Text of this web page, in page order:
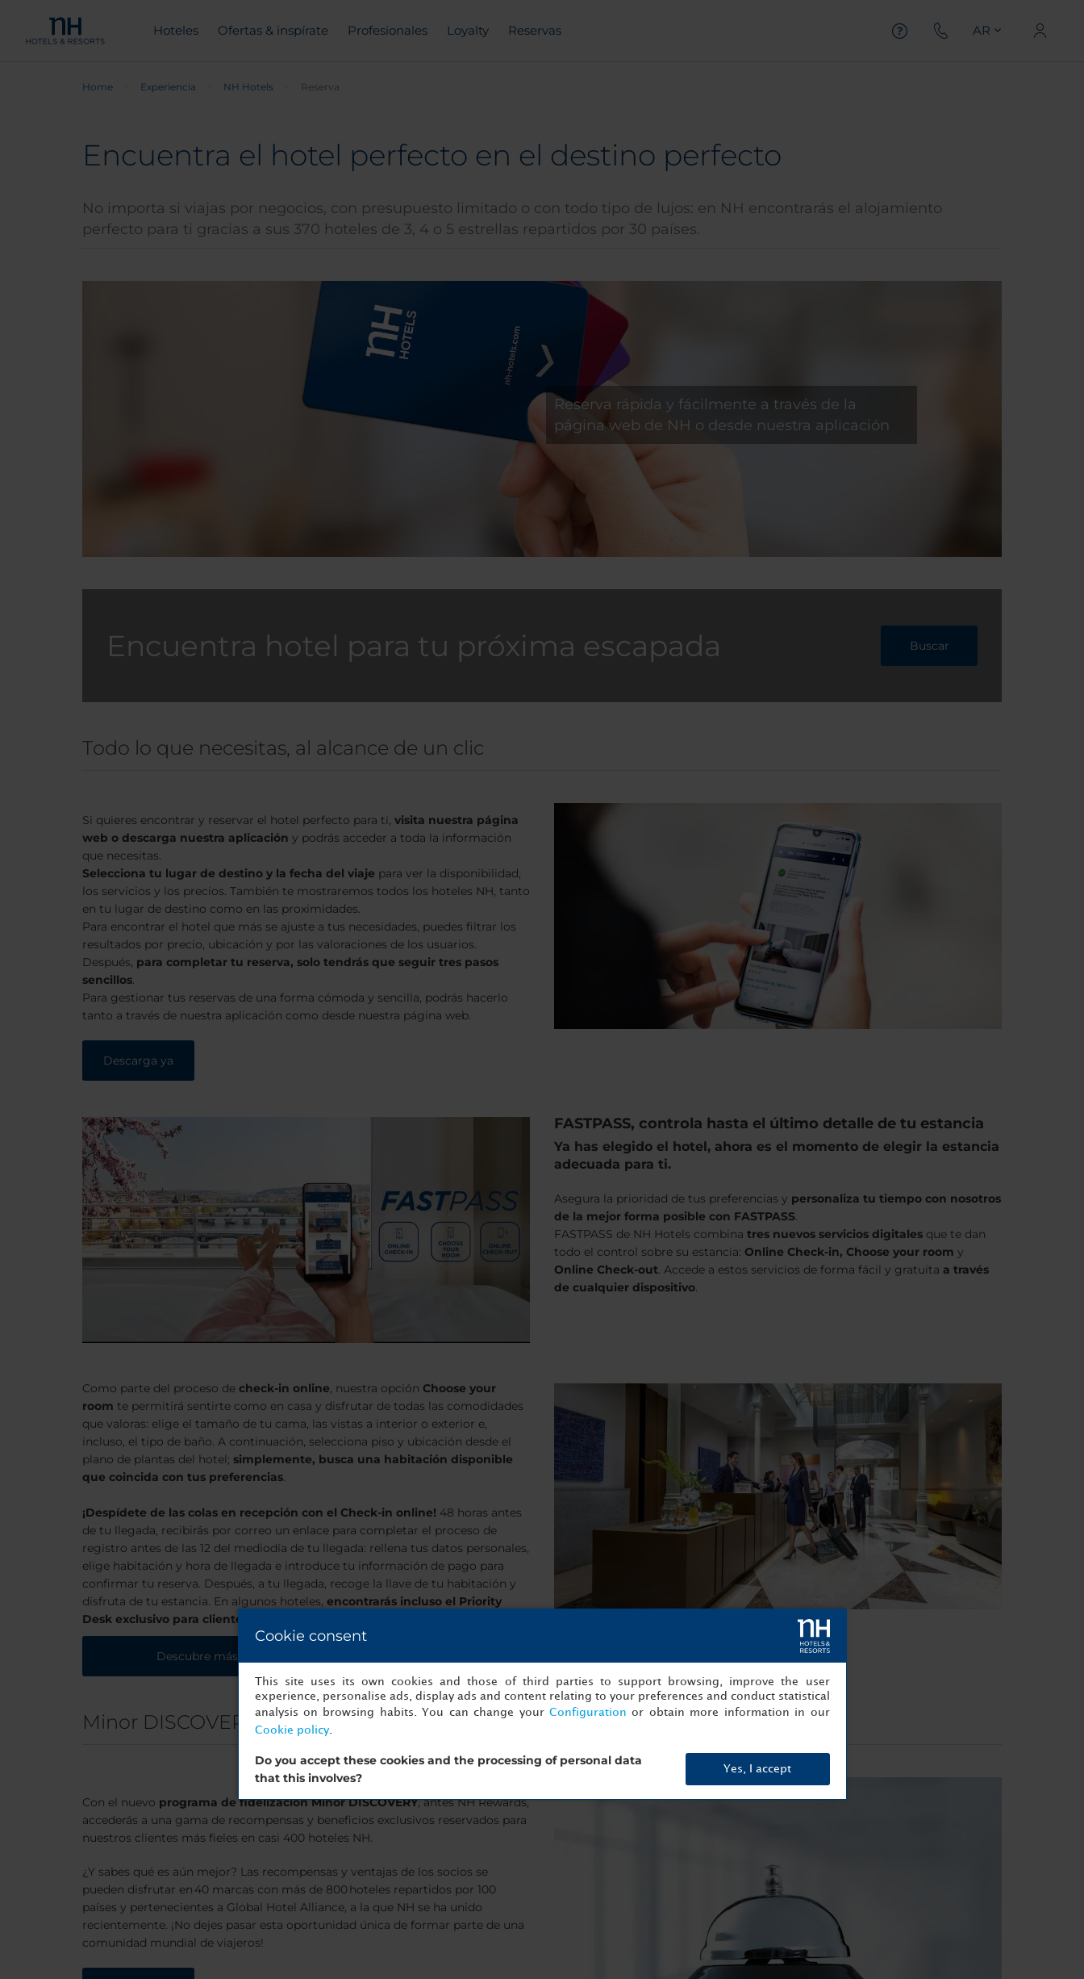
Hoteles Ofertas & inspírate Profesionales Loyalty Reservas AR
Home Experiencia NH Hotels Reserva
Encuentra el hotel perfecto en el destino perfecto
No importa si viajas por negocios, con presupuesto limitado o con todo tipo de lujos: en NH encontrarás el alojamiento
perfecto para ti gracias a sus 370 hoteles de 3, 4 o 5 estrellas repartidos por 30 países.
Reserva rápida y fácilmente a través de la
página web de NH o desde nuestra aplicación
Encuentra hotel para tu próxima escapada Buscar
Todo lo que necesitas, al alcance de un clic
Si quieres encontrar y reservar el hotel perfecto para ti, visita nuestra página
web o descarga nuestra aplicación y podrás acceder a toda la información
que necesitas.
Selecciona tu lugar de destino y la fecha del viaje para ver la disponibilidad,
los servicios y los precios. También te mostraremos todos los hoteles NH, tanto
en tu lugar de destino como en las proximidades.
Para encontrar el hotel que más se ajuste a tus necesidades, puedes filtrar los
resultados por precio, ubicación y por las valoraciones de los usuarios.
Después, para completar tu reserva, solo tendrás que seguir tres pasos
sencillos.
Para gestionar tus reservas de una forma cómoda y sencilla, podrás hacerlo
tanto a través de nuestra aplicación como desde nuestra página web.
Descarga ya
FASTPASS, controla hasta el último detalle de tu estancia
Ya has elegido el hotel, ahora es el momento de elegir la estancia
adecuada para ti.
Asegura la prioridad de tus preferencias y personaliza tu tiempo con nosotros
de la mejor forma posible con FASTPASS.
FASTPASS de NH Hotels combina tres nuevos servicios digitales que te dan
todo el control sobre su estancia: Online Check-in, Choose your room y
Online Check-out. Accede a estos servicios de forma fácil y gratuita a través
de cualquier dispositivo.
Como parte del proceso de check-in online, nuestra opción Choose your
room te permitirá sentirte como en casa y disfrutar de todas las comodidades
que valoras: elige el tamaño de tu cama, las vistas a interior o exterior e,
incluso, el tipo de baño. A continuación, selecciona piso y ubicación desde el
plano de plantas del hotel; simplemente, busca una habitación disponible
que coincida con tus preferencias.
¡Despídete de las colas en recepción con el Check-in online! 48 horas antes
de tu llegada, recibirás por correo un enlace para completar el proceso de
registro antes de las 12 del mediodía de tu llegada: rellena tus datos personales,
elige habitación y hora de llegada e introduce tu información de pago para
confirmar tu reserva. Después, a tu llegada, recoge la llave de tu habitación y
disfruta de tu estancia. En algunos hoteles, encontrarás incluso el Priority
Desk exclusivo para clientes FASTPASS
Descubre más
Minor DISCOVERY
Con el nuevo programa de fidelización Minor DISCOVERY, antes NH Rewards,
accederás a una gama de recompensas y beneficios exclusivos reservados para
nuestros clientes más fieles en casi 400 hoteles NH.
¿Y sabes qué es aún mejor? Las recompensas y ventajas de los socios se
pueden disfrutar en 40 marcas con más de 800 hoteles repartidos por 100
países y pertenecientes a Global Hotel Alliance, a la que NH se ha unido
recientemente. ¡No dejes pasar esta oportunidad única de formar parte de una
comunidad mundial de viajeros!
Cookie consent
This site uses its own cookies and those of third parties to support browsing, improve the user
experience, personalise ads, display ads and content relating to your preferences and conduct statistical
analysis on browsing habits. You can change your Configuration or obtain more information in our
Cookie policy.
Do you accept these cookies and the processing of personal data
that this involves?
Yes, I accept